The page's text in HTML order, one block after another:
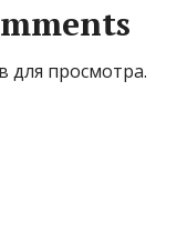
для просмотра.